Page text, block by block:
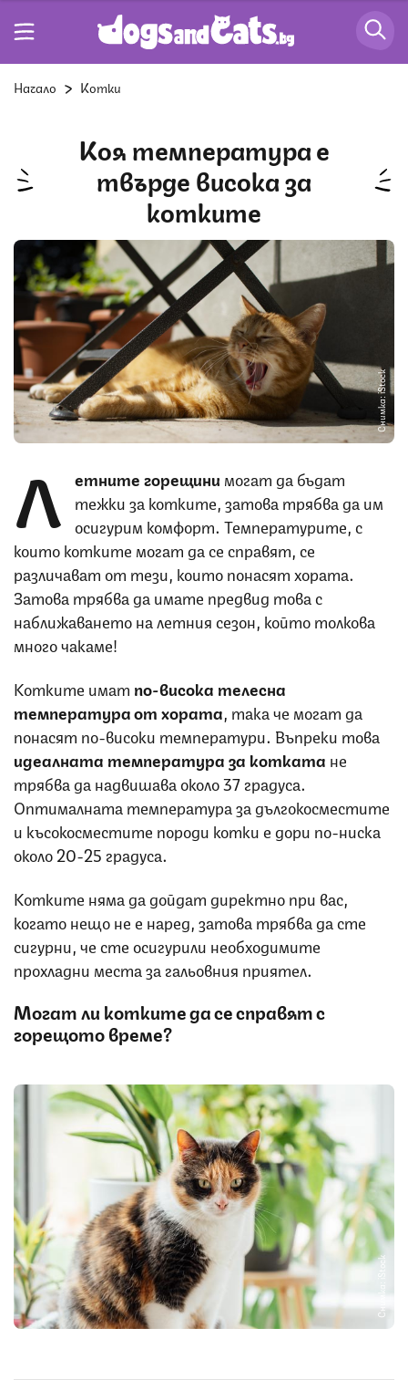
Начало Котки
Коя температура е
твърде висока за
котките
Снимка: iStock
Л етните горещини могат да бъдат
тежки за котките, затова трябва да им
осигурим комфорт. Температурите, с
които котките могат да се справят, се
различават от тези, които понасят хората.
Затова трябва да имате предвид това с
наближаването на летния сезон, който толкова
много чакаме!
Котките имат по-висока телесна
температура от хората , така че могат да
понасят по-високи температури. Въпреки това
идеалната температура за котката не
трябва да надвишава около 37 градуса.
Оптималната температура за дългокосместите
и късокосместите породи котки е дори по-ниска
около 20-25 градуса.
Котките няма да дойдат директно при вас,
когато нещо не е наред, затова трябва да сте
сигурни, че сте осигурили необходимите
прохладни места за гальовния приятел.
Могат ли котките да се справят с
горещото време?
Снимка: iStock